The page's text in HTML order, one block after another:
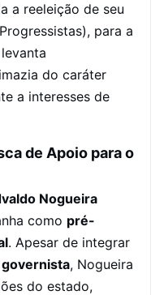
a reeleição de seu
para a
do caráter
a interesses de
de Apoio para o
Nogueira
como pré-
. Apesar de integrar
governista, Nogueira
do estado,